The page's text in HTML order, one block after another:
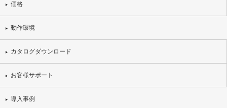
価格
動作環境
カタログダウンロード
お客様サポート
導入事例